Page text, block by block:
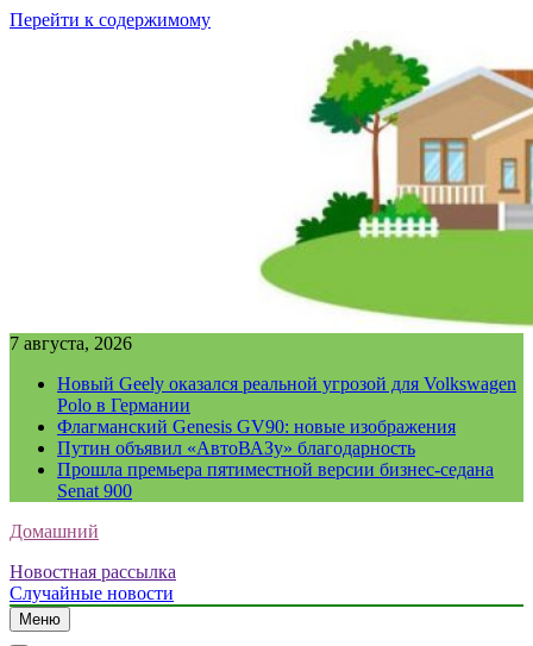
Перейти к содержимому
7 августа, 2026
Новый Geely оказался реальной угрозой для Volkswagen
Polo в Германии
Флагманский Genesis GV90: новые изображения
Путин объявил «АвтоВАЗу» благодарность
Прошла премьера пятиместной версии бизнес-седана
Senat 900
Домашний
Новостная рассылка
Случайные новости
Меню